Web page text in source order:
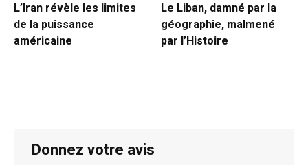
L’Iran révèle les limites
de la puissance
américaine
Le Liban, damné par la
géographie, malmené
par l’Histoire
Donnez votre avis